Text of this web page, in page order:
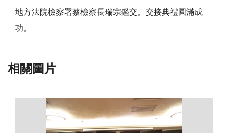
地方法院檢察署蔡檢察長瑞宗鑑交。交接典禮圓滿成
功。
相關圖片